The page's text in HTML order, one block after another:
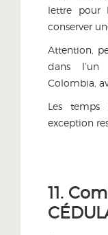
lettre pour
conserver
Attention,
dans l’un
Colombia,
Les temps
exception
11.